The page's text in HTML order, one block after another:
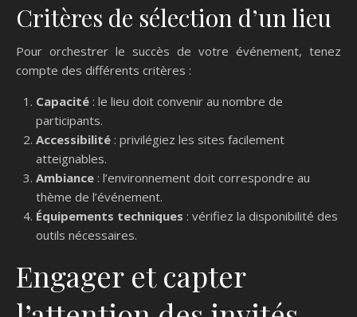
Critères de sélection d’un lieu
Pour orchestrer le succès de votre événement, tenez
compte des différents critères :
Capacité : le lieu doit convenir au nombre de
participants.
Accessibilité : privilégiez les sites facilement
atteignables.
Ambiance : l’environnement doit correspondre au
thème de l’événement.
Équipements techniques : vérifiez la disponibilité des
outils nécessaires.
Engager et capter